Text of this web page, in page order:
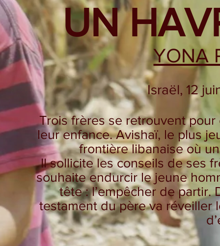
UN
YONA
Israël, 12
Trois frères se retrouvent
leur enfance. Avishaï, le plus
frontière libanaise où
Il sollicite les conseils de ses
souhaite endurcir le jeune
tête : l’empêcher de
testament du père va réveiller